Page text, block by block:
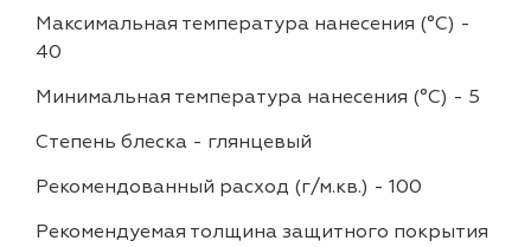
Максимальная температура нанесения (°С) -
40
Минимальная температура нанесения (°С) - 5
Степень блеска - глянцевый
Рекомендованный расход (г/м.кв.) - 100
Рекомендуемая толщина защитного покрытия